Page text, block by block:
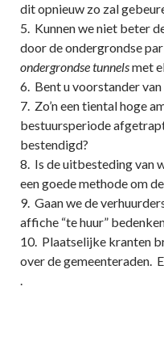
dit opnieuw zo zal
5. Kunnen we niet beter
door de ondergrondse
ondergrondse tunnelsmet
6. Bent u voorstander van
7. Zo’n een tiental hoge
bestuursperiode
bestendigd?
8. Is de uitbesteding van
een goede methode om
9. Gaan we de
affiche “te huur”
10. Plaatselijke kranten
over de gemeenteraden.
.